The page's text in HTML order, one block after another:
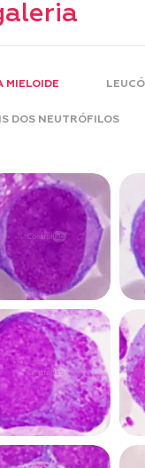
MIELOIDE
DOS NEUTRÓFILOS